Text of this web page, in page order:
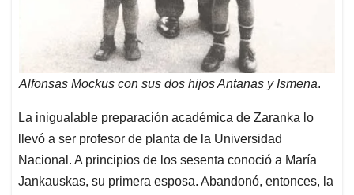
Alfonsas Mockus con sus dos hijos Antanas y Ismena.
La inigualable preparación académica de Zaranka lo
llevó a ser profesor de planta de la Universidad
Nacional. A principios de los sesenta conoció a María
Jankauskas, su primera esposa. Abandonó, entonces, la